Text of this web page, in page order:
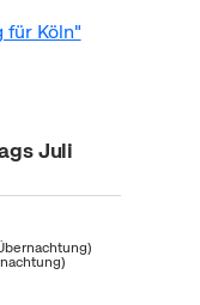
für Köln"
Juli